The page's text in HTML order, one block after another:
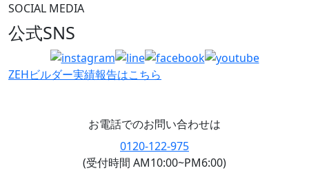
SOCIAL MEDIA
公式SNS
ZEHビルダー実績報告はこちら
お電話でのお問い合わせは
0120-122-975
(受付時間 AM10:00~PM6:00)